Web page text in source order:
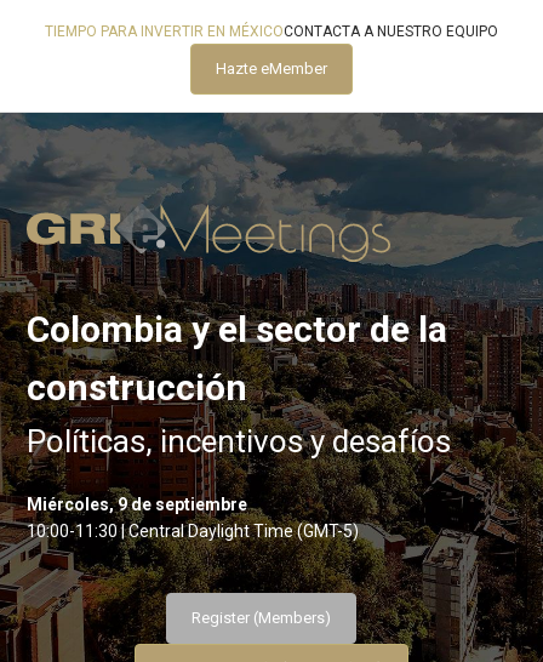
TIEMPO PARA INVERTIR EN MÉXICOCONTACTA A NUESTRO EQUIPO
Hazte eMember
Colombia y el sector de la
construcción
Políticas, incentivos y desafíos
Miércoles, 9 de septiembre
10:00-11:30 | Central Daylight Time (GMT-5)
Register (Members)